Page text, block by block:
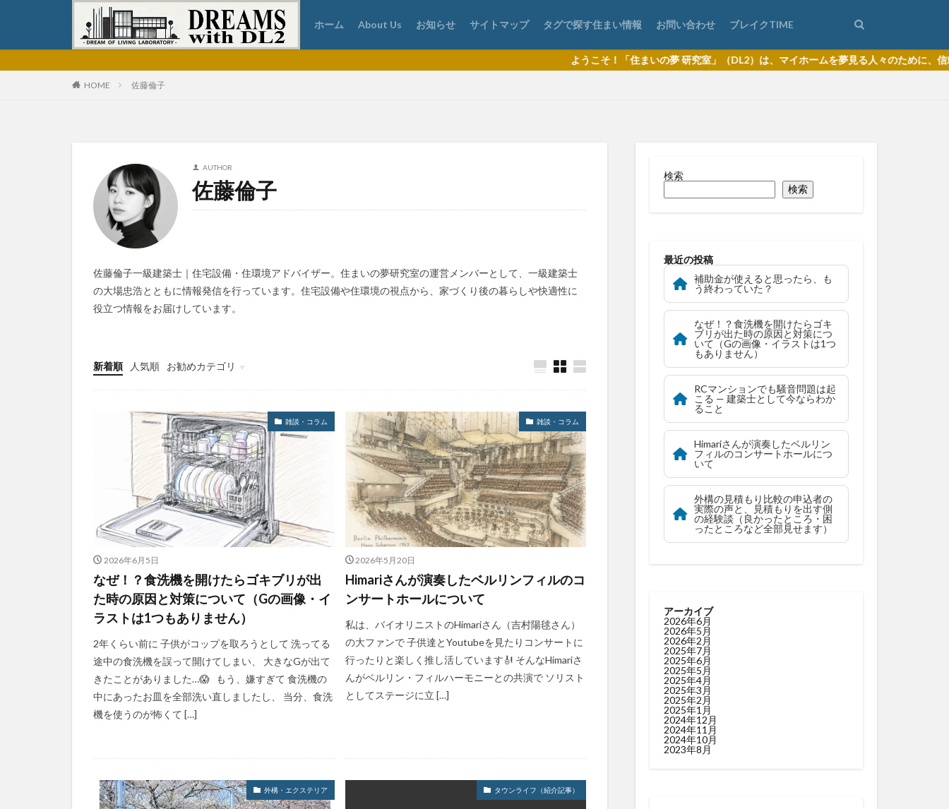
ホーム About Us お知らせ サイトマップ タグで探す住まい情報 お問い合わせ ブレイクTIME
ようこそ！「住まいの夢 研究室」（DL2）は、マイホームを夢見る人々のために、信頼できる情報をお
HOME 佐藤倫子
AUTHOR
佐藤倫子
佐藤倫子一級建築士｜住宅設備・住環境アドバイザー。住まいの夢研究室の運営メンバーとして、一級建築士
の大場忠浩とともに情報発信を行っています。住宅設備や住環境の視点から、家づくり後の暮らしや快適性に
役立つ情報をお届けしています。
新着順 人気順
お勧めカテゴリ
注文住宅の基本
住宅の機能・性能
購入・建築プロセス
雑談・コラム
2026年6月5日
なぜ！？食洗機を開けたらゴキブリが出
た時の原因と対策について（Gの画像・イ
ラストは1つもありません）
2年くらい前に 子供がコップを取ろうとして 洗ってる
途中の食洗機を誤って開けてしまい、 大きなGが出て
きたことがありました…😱 もう、嫌すぎて 食洗機の
中にあったお皿を全部洗い直しましたし、 当分、食洗
機を使うのが怖くて […]
雑談・コラム
2026年5月20日
Himariさんが演奏したベルリンフィルのコ
ンサートホールについて
私は、バイオリニストのHimariさん（吉村陽毬さん）
の大ファンで 子供達とYoutubeを見たりコンサートに
行ったりと楽しく推し活しています🎻 そんなHimariさ
んがベルリン・フィルハーモニーとの共演で ソリスト
としてステージに立 […]
外構・エクステリア タウンライフ（紹介記事）
検索
検索
最近の投稿
補助金が使えると思ったら、も
う終わっていた？
なぜ！？食洗機を開けたらゴキ
ブリが出た時の原因と対策につ
いて（Gの画像・イラストは1つ
もありません）
RCマンションでも騒音問題は起
こる — 建築士として今ならわか
ること
Himariさんが演奏したベルリン
フィルのコンサートホールにつ
いて
外構の見積もり比較の申込者の
実際の声と、見積もりを出す側
の経験談（良かったところ・困
ったところなど全部見せます）
アーカイブ
2026年6月
2026年5月
2026年2月
2025年7月
2025年6月
2025年5月
2025年4月
2025年3月
2025年2月
2025年1月
2024年12月
2024年11月
2024年10月
2023年8月